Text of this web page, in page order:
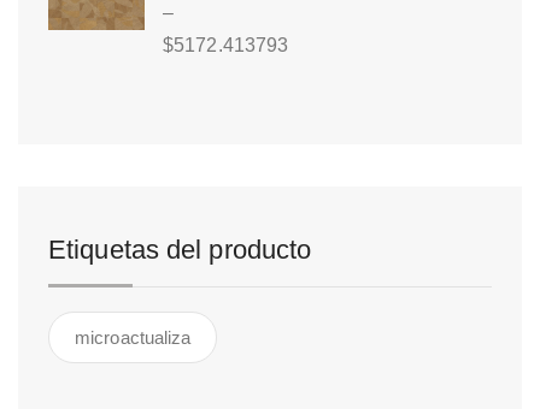
–
$5172.413793
Etiquetas del producto
microactualiza